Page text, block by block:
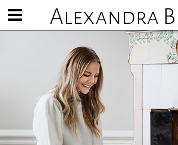
Alexandra
Visa/göm
meny